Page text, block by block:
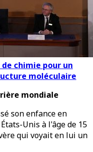
de chimie pour un
moléculaire
mondiale
son enfance en
Unis à l'âge de 15
qui voyait en lui un